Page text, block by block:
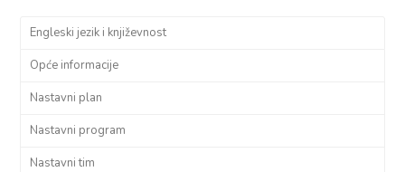
Engleski jezik i književnost
Opće informacije
Nastavni plan
Nastavni program
Nastavni tim